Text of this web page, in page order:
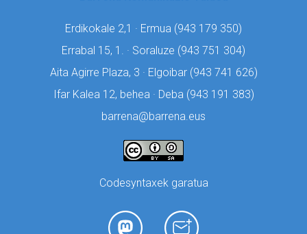
Erdikokale 2,1 · Ermua (943 179 350)
Errabal 15, 1. · Soraluze (943 751 304)
Aita Agirre Plaza, 3 · Elgoibar (943 741 626)
Ifar Kalea 12, behea · Deba (943 191 383)
barrena@barrena.eus
Codesyntaxek garatua